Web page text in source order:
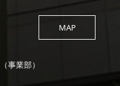
MAP
（事業部）